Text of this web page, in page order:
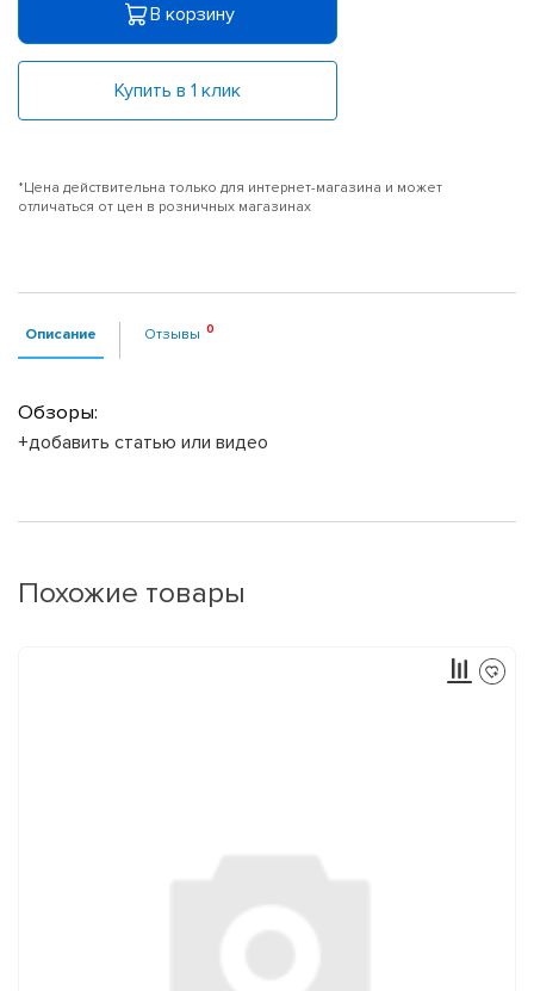
В корзину
Купить в 1 клик
*Цена действительна только для интернет-магазина и может
отличаться от цен в розничных магазинах
Описание Отзывы
Обзоры:
+добавить статью или видео
Похожие товары